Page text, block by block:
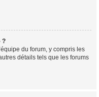
?
du forum, y compris les
détails tels que les forums